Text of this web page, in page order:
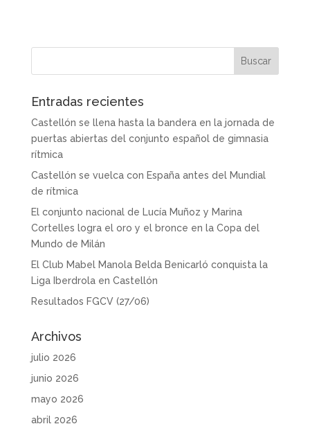
Entradas recientes
Castellón se llena hasta la bandera en la jornada de
puertas abiertas del conjunto español de gimnasia
rítmica
Castellón se vuelca con España antes del Mundial
de rítmica
El conjunto nacional de Lucía Muñoz y Marina
Cortelles logra el oro y el bronce en la Copa del
Mundo de Milán
El Club Mabel Manola Belda Benicarló conquista la
Liga Iberdrola en Castellón
Resultados FGCV (27/06)
Archivos
julio 2026
junio 2026
mayo 2026
abril 2026